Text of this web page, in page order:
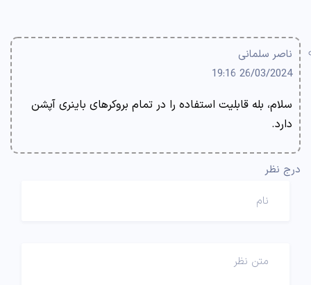
ناصر سلمانی
26/03/2024 19:16
سلام، بله قابلیت استفاده را در تمام بروکرهای باینری آپشن
دارد.
درج نظر